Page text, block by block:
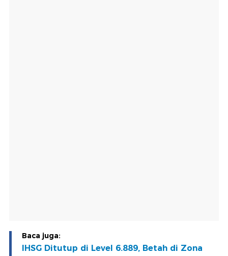
Baca juga:
IHSG Ditutup di Level 6.889, Betah di Zona